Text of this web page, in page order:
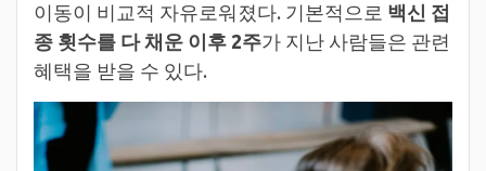
이동이 비교적 자유로워졌다. 기본적으로 백신 접
종 횟수를 다 채운 이후 2주가 지난 사람들은 관련
혜택을 받을 수 있다.